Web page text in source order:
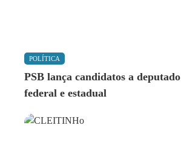
POLÍTICA
PSB lança candidatos a deputado
federal e estadual